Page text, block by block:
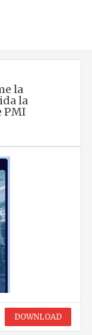
la
la
PMI
DOWNLOAD